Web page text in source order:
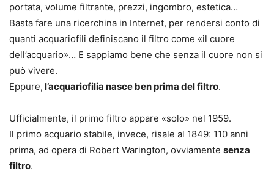
portata, volume filtrante, prezzi, ingombro, estetica…
Basta fare una ricerchina in Internet, per rendersi conto di
quanti acquariofili definiscano il filtro come «il cuore
dell’acquario»… E sappiamo bene che senza il cuore non si
può vivere.
Eppure, l’acquariofilia nasce ben prima del filtro.
Ufficialmente, il primo filtro appare «solo» nel 1959.
Il primo acquario stabile, invece, risale al 1849: 110 anni
prima, ad opera di Robert Warington, ovviamente senza
filtro.